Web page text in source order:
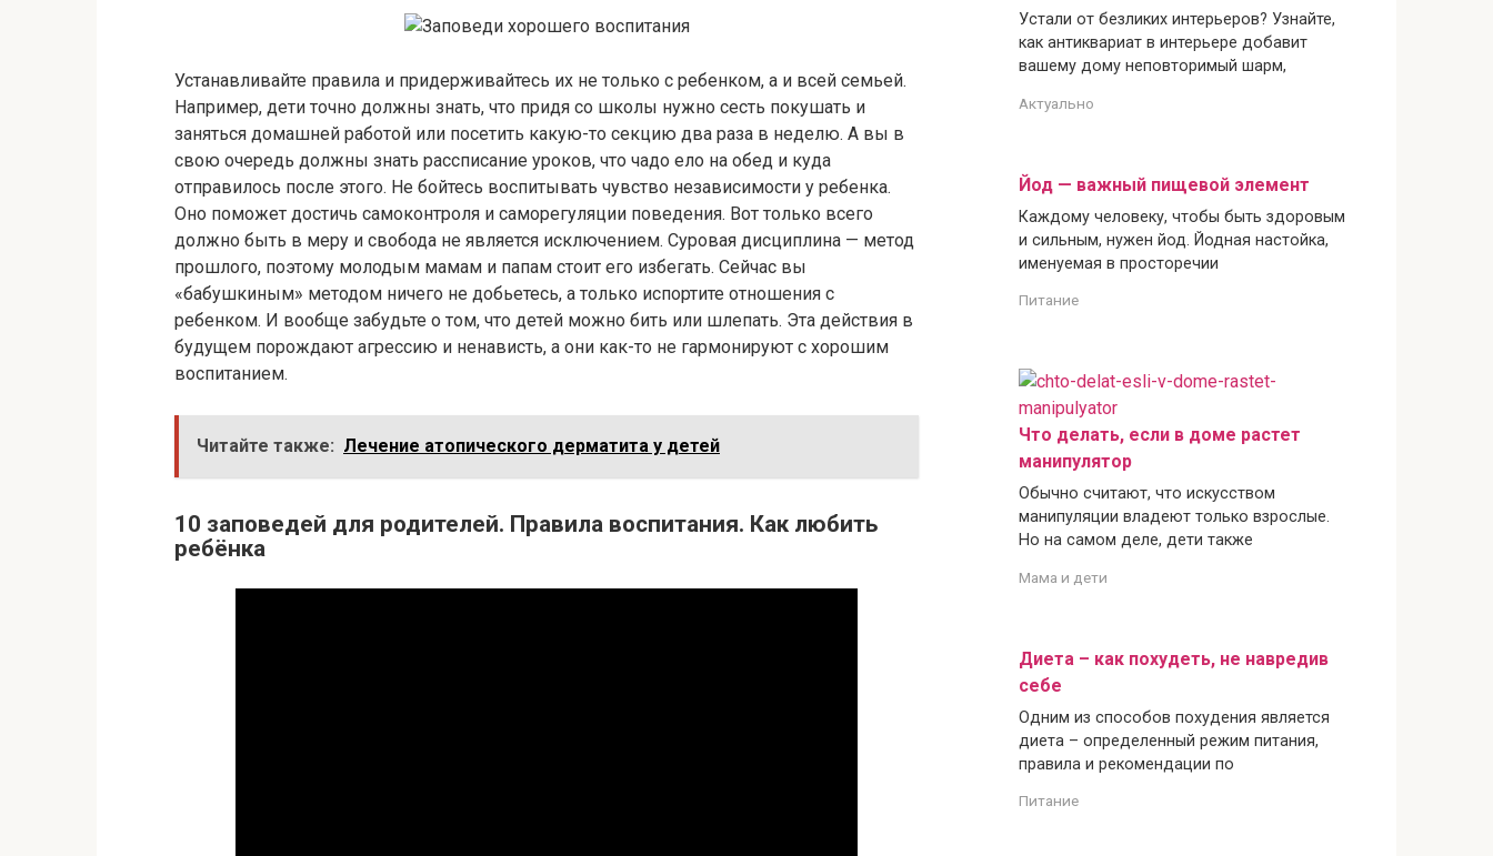
Устанавливайте правила и придерживайтесь их не только с ребенком, а и всей семьей.
Например, дети точно должны знать, что придя со школы нужно сесть покушать и
заняться домашней работой или посетить какую-то секцию два раза в неделю. А вы в
свою очередь должны знать рассписание уроков, что чадо ело на обед и куда
отправилось после этого. Не бойтесь воспитывать чувство независимости у ребенка.
Оно поможет достичь самоконтроля и саморегуляции поведения. Вот только всего
должно быть в меру и свобода не является исключением. Суровая дисциплина — метод
прошлого, поэтому молодым мамам и папам стоит его избегать. Сейчас вы
«бабушкиным» методом ничего не добьетесь, а только испортите отношения с
ребенком. И вообще забудьте о том, что детей можно бить или шлепать. Эта действия в
будущем порождают агрессию и ненависть, а они как-то не гармонируют с хорошим
воспитанием.
Читайте также: Лечение атопического дерматита у детей
10 заповедей для родителей. Правила воспитания. Как любить
ребёнка
Устали от безликих интерьеров? Узнайте,
как антиквариат в интерьере добавит
вашему дому неповторимый шарм,
Актуально
Йод — важный пищевой элемент
Каждому человеку, чтобы быть здоровым
и сильным, нужен йод. Йодная настойка,
именуемая в просторечии
Питание
Что делать, если в доме растет
манипулятор
Обычно считают, что искусством
манипуляции владеют только взрослые.
Но на самом деле, дети также
Мама и дети
Диета – как похудеть, не навредив
себе
Одним из способов похудения является
диета – определенный режим питания,
правила и рекомендации по
Питание